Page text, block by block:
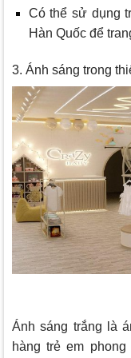
Có thể sử dụng
Hàn Quốc để
3. Ánh sáng trong
Ánh sáng trắng là
hàng trẻ em